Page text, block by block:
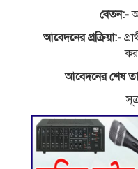
বেতন:-
আবেদনের প্রক্রিয়া:-
আবেদনের শেষ